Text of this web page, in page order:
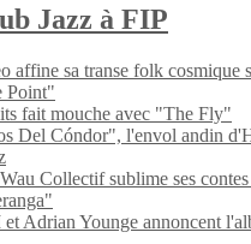
Jazz à FIP
affine sa transe folk cosmique
Point"
fait mouche avec "The Fly"
Del Cóndor", l'envol andin
Collectif sublime ses
Adrian Younge annoncent